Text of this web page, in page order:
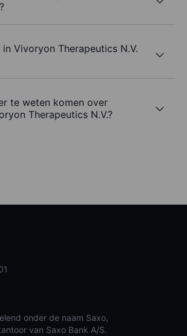
in Vivoryon Therapeutics N.V.
te weten komen over
Therapeutics N.V.?
onder de naam Saxo,
van Saxo Bank A/S.